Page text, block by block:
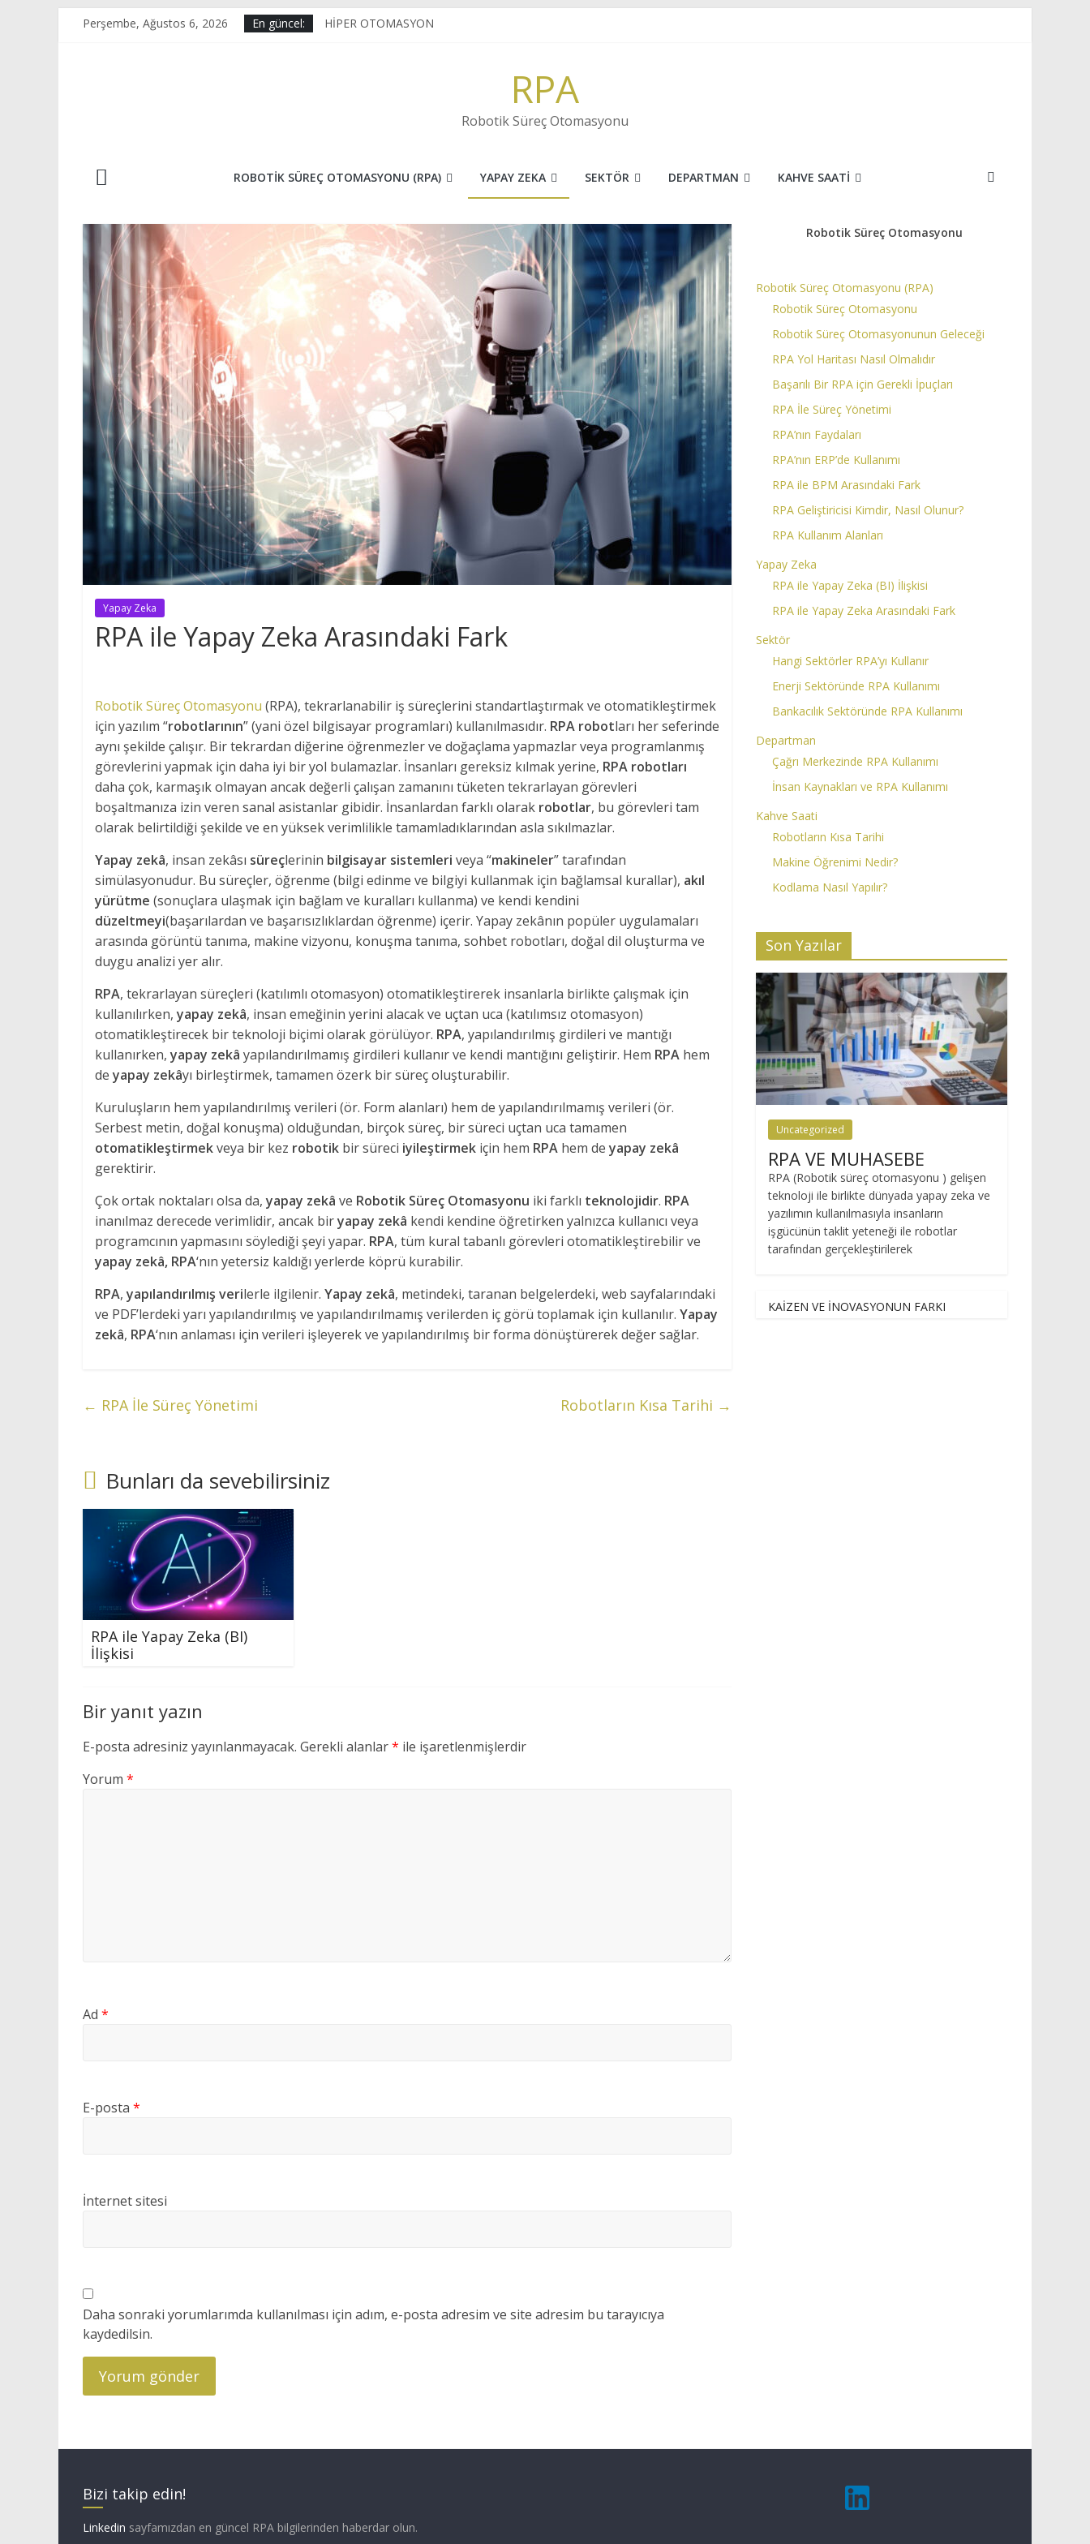
Perşembe, Ağustos 6, 2026 En güncel:
HİPER OTOMASYON
OPTİK KARAKTER TANIMA(OCR) NEDİR?RPA
Robotik Süreç Otomasyonu
ROBOTIK SÜREÇ OTOMASYONU (RPA) YAPAY ZEKA SEKTÖR DEPARTMAN KAHVE SAATI
Yapay Zeka
RPA ile Yapay Zeka Arasındaki Fark
Robotik Süreç Otomasyonu (RPA), tekrarlanabilir iş süreçlerini standartlaştırmak ve otomatikleştirmek
için yazılım “robotlarının” (yani özel bilgisayar programları) kullanılmasıdır. RPA robotları her seferinde
aynı şekilde çalışır. Bir tekrardan diğerine öğrenmezler ve doğaçlama yapmazlar veya programlanmış
görevlerini yapmak için daha iyi bir yol bulamazlar. İnsanları gereksiz kılmak yerine, RPA robotları
daha çok, karmaşık olmayan ancak değerli çalışan zamanını tüketen tekrarlayan görevleri
boşaltmanıza izin veren sanal asistanlar gibidir. İnsanlardan farklı olarak robotlar, bu görevleri tam
olarak belirtildiği şekilde ve en yüksek verimlilikle tamamladıklarından asla sıkılmazlar.
Yapay zekâ, insan zekâsı süreçlerinin bilgisayar sistemleri veya “makineler” tarafından
simülasyonudur. Bu süreçler, öğrenme (bilgi edinme ve bilgiyi kullanmak için bağlamsal kurallar), akıl
yürütme (sonuçlara ulaşmak için bağlam ve kuralları kullanma) ve kendi kendini
düzeltmeyi(başarılardan ve başarısızlıklardan öğrenme) içerir. Yapay zekânın popüler uygulamaları
arasında görüntü tanıma, makine vizyonu, konuşma tanıma, sohbet robotları, doğal dil oluşturma ve
duygu analizi yer alır.
RPA, tekrarlayan süreçleri (katılımlı otomasyon) otomatikleştirerek insanlarla birlikte çalışmak için
kullanılırken,yapay zekâ, insan emeğinin yerini alacak ve uçtan uca (katılımsız otomasyon)
otomatikleştirecek bir teknoloji biçimi olarak görülüyor. RPA, yapılandırılmış girdileri ve mantığı
kullanırken,yapay zekâ yapılandırılmamış girdileri kullanır ve kendi mantığını geliştirir. Hem RPA hem
deyapay zekâyı birleştirmek, tamamen özerk bir süreç oluşturabilir.
Kuruluşların hem yapılandırılmış verileri (ör. Form alanları) hem de yapılandırılmamış verileri (ör.
Serbest metin, doğal konuşma) olduğundan, birçok süreç, bir süreci uçtan uca tamamen
otomatikleştirmekveya bir kez robotik bir süreci iyileştirmek için hem RPA hem deyapay zekâ
gerektirir.
Çok ortak noktaları olsa da,yapay zekâ ve Robotik Süreç Otomasyonu iki farklı teknolojidir. RPA
inanılmaz derecede verimlidir, ancak biryapay zekâ kendi kendine öğretirken yalnızca kullanıcı veya
programcının yapmasını söylediği şeyi yapar. RPA, tüm kural tabanlı görevleri otomatikleştirebilir ve
yapay zekâ, RPA‘nın yetersiz kaldığı yerlerde köprü kurabilir.
RPA,yapılandırılmış verilerle ilgilenir. Yapay zekâ, metindeki, taranan belgelerdeki, web sayfalarındaki
ve PDF’lerdeki yarı yapılandırılmış ve yapılandırılmamış verilerden iç görü toplamak için kullanılır. Yapay
zekâ, RPA‘nın anlaması için verileri işleyerek ve yapılandırılmış bir forma dönüştürerek değer sağlar.
← RPA İle Süreç Yönetimi Robotların Kısa Tarihi →
Bunları da sevebilirsiniz
RPA ile Yapay Zeka (BI)
İlişkisi
Bir yanıt yazın
E-posta adresiniz yayınlanmayacak. Gerekli alanlar* ile işaretlenmişlerdir
Yorum *
Ad *
E-posta *
İnternet sitesi
Daha sonraki yorumlarımda kullanılması için adım, e-posta adresim ve site adresim bu tarayıcıya
kaydedilsin.
Robotik Süreç Otomasyonu
Robotik Süreç Otomasyonu (RPA)
Robotik Süreç Otomasyonu
Robotik Süreç Otomasyonunun Geleceği
RPA Yol Haritası Nasıl Olmalıdır
Başarılı Bir RPA için Gerekli İpuçları
RPA İle Süreç Yönetimi
RPA’nın Faydaları
RPA’nın ERP’de Kullanımı
RPA ile BPM Arasındaki Fark
RPA Geliştiricisi Kimdir, Nasıl Olunur?
RPA Kullanım Alanları
Yapay Zeka
RPA ile Yapay Zeka (BI) İlişkisi
RPA ile Yapay Zeka Arasındaki Fark
Sektör
Hangi Sektörler RPA’yı Kullanır
Enerji Sektöründe RPA Kullanımı
Bankacılık Sektöründe RPA Kullanımı
Departman
Çağrı Merkezinde RPA Kullanımı
İnsan Kaynakları ve RPA Kullanımı
Kahve Saati
Robotların Kısa Tarihi
Makine Öğrenimi Nedir?
Kodlama Nasıl Yapılır?
Son Yazılar
Uncategorized
RPA VE MUHASEBE
RPA (Robotik süreç otomasyonu ) gelişen
teknoloji ile birlikte dünyada yapay zeka ve
yazılımın kullanılmasıyla insanların
işgücünün taklit yeteneği ile robotlar
tarafından gerçekleştirilerek
KAİZEN VE İNOVASYONUN FARKI
Bizi takip edin!
Linkedin sayfamızdan en güncel RPA bilgilerinden haberdar olun.